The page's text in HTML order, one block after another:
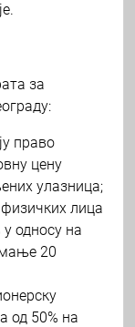
за
право
цену
улазница;
лица
у односу на
20
од 50% на